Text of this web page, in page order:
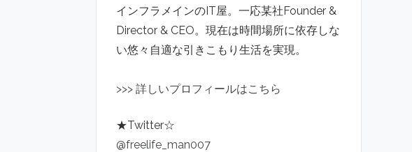
インフラメインのIT屋。一応某社Founder &
Director & CEO。現在は時間場所に依存しな
い悠々自適な引きこもり生活を実現。
>>> 詳しいプロフィールはこちら
★Twitter☆
@freelife_man007